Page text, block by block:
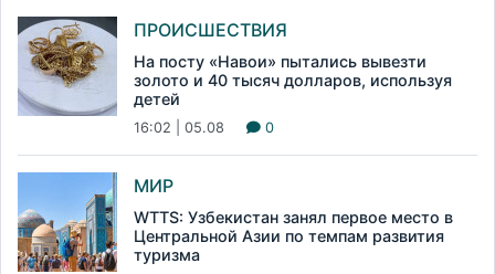
ПРОИСШЕСТВИЯ
На посту «Навои» пытались вывезти
золото и 40 тысяч долларов, используя
детей
16:02 | 05.08 0
МИР
WTTS: Узбекистан занял первое место в
Центральной Азии по темпам развития
туризма